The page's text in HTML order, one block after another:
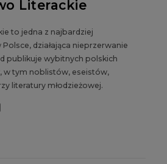
Literackie
to jedna z najbardziej
działająca nieprzerwanie
publikuje wybitnych polskich
w tym noblistów, eseistów,
literatury młodzieżowej.